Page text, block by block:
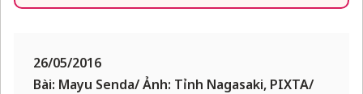
26/05/2016
Bài: Mayu Senda/ Ảnh: Tỉnh Nagasaki, PIXTA/